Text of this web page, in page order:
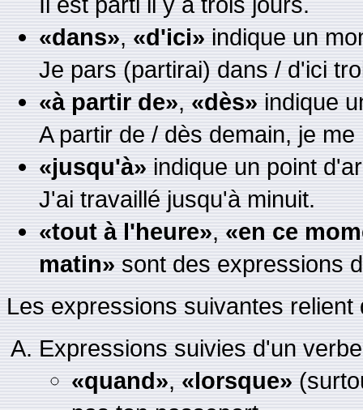
«dans», «d'ici» indique un
Je pars (partirai) dans / d'ici
«à partir de», «dès» indique
A partir de / dès demain, je
«jusqu'à» indique un point
J'ai travaillé jusqu'à minuit.
«tout à l'heure», «en ce
matin» sont des expressions
Les expressions suivantes relient
Expressions suivies d'un
«quand», «lorsque»